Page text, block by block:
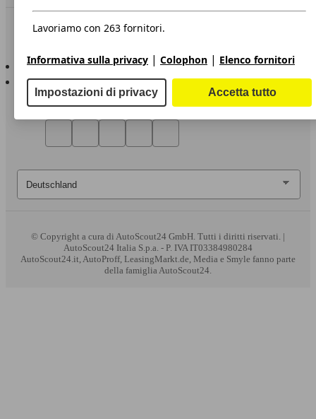
Sempre con te
AutoScout24 per iOS
AutoScout24 per Android
© Copyright a cura di AutoScout24 GmbH. Tutti i diritti riservati. |
AutoScout24 Italia S.p.a. - P. IVA IT03384980284
AutoScout24.it, AutoProff, LeasingMarkt.de, Media e Smyle fanno parte
della famiglia AutoScout24.
Lavoriamo con 263 fornitori.
Informativa sulla privacy | Colophon | Elenco fornitori
Impostazioni di privacy Accetta tutto